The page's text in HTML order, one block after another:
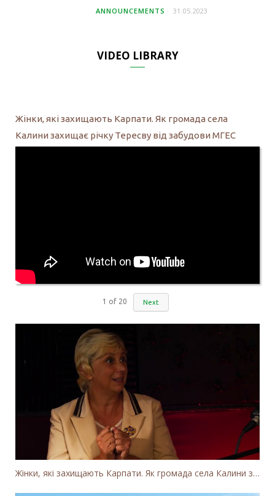
ANNOUNCEMENTS 31.05.2023
VIDEO LIBRARY
Жінки, які захищають Карпати. Як громада села
Калини захищає річку Тересву від забудови МГЕС
1 of 20 Next
Жінки, які захищають Карпати. Як громада села Калини захищає річку Тересву від забудови МГЕС